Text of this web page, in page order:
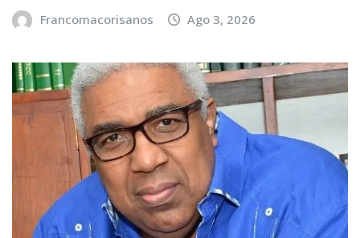
Francomacorisanos Ago 3, 2026